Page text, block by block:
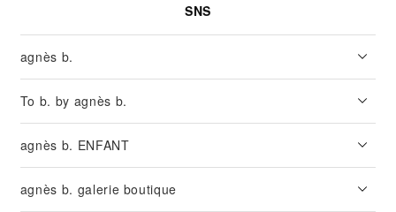
SNS
agnès b.
To b. by agnès b.
agnès b. ENFANT
agnès b. galerie boutique